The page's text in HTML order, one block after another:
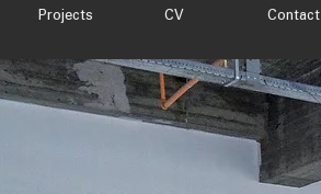
Projects CV Contact